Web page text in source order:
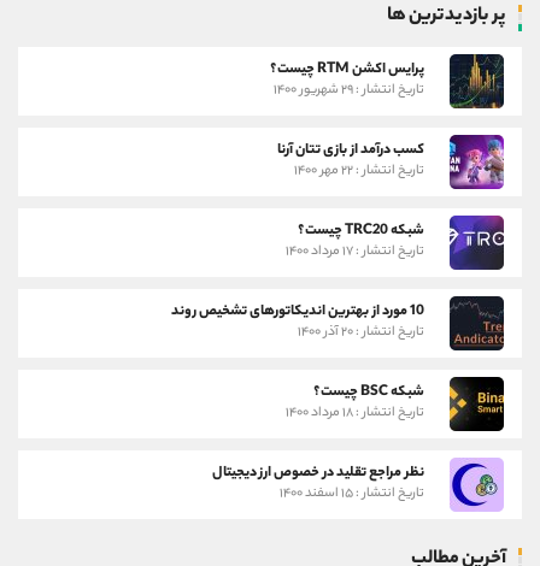
پر بازدیدترین ها
پرایس اکشن RTM چیست؟
تاریخ انتشار : ۲۹ شهریور ۱۴۰۰
کسب درآمد از بازی تتان آرنا
تاریخ انتشار : ۲۲ مهر ۱۴۰۰
شبکه TRC20 چیست؟
تاریخ انتشار : ۱۷ مرداد ۱۴۰۰
10 مورد از بهترین اندیکاتورهای تشخیص روند
تاریخ انتشار : ۲۰ آذر ۱۴۰۰
شبکه BSC چیست؟
تاریخ انتشار : ۱۸ مرداد ۱۴۰۰
نظر مراجع تقلید در خصوص ارز دیجیتال
تاریخ انتشار : ۱۵ اسفند ۱۴۰۰
آخرین مطالب